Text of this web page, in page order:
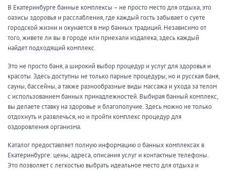
Кухня
Мангал/ барбекю
Со своей едой
Удобства
На берегу водоема
Собственная парковка
Детская комната
Сеновал
В Екатеринбурге банные комплексы – не просто место для отдыха, это
оазисы здоровья и расслабления, где каждый гость забывает о суете
городской жизни и окунается в мир банных традиций. Независимо от
того, живете ли вы в городе или приехали издалека, здесь каждый
найдет подходящий комплекс.
Это не просто баня, а широкий выбор процедур и услуг для здоровья и
красоты. Здесь доступны не только парные процедуры, но и русская баня,
сауны, бассейны, а также разнообразные виды массажа и ухода за телом
с использованием банных принадлежностей. Выбирая банный комплекс,
вы делаете ставку на здоровье и благополучие. Здесь можно не только
отдохнуть и развлечься, но и пройти комплекс процедур для
оздоровления организма.
Каталог предоставляет полную информацию о банных комплексах в
Екатеринбурге: цены, адреса, описания услуг и контактные телефоны.
Это позволяет с легкостью выбрать идеальное место для отдыха и